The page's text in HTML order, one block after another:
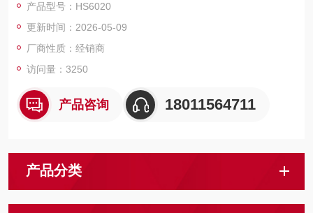
产品型号：HS6020
更新时间：2026-05-09
厂商性质：经销商
访问量：3250
产品咨询 18011564711
产品分类